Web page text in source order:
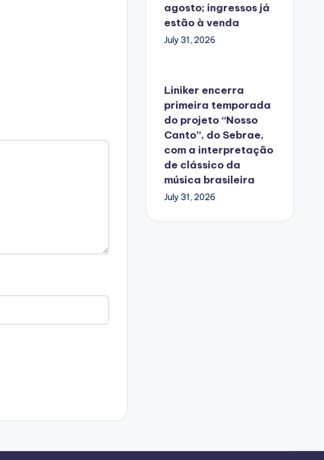
agosto; ingressos já
estão à venda
July 31, 2026
Liniker encerra
primeira temporada
do projeto “Nosso
Canto”, do Sebrae,
com a interpretação
de clássico da
música brasileira
July 31, 2026